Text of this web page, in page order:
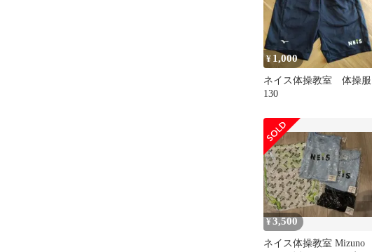
¥ 1,000
ネイス体操教室 体操服
130
¥3,500
ネイス体操教室 Mizuno